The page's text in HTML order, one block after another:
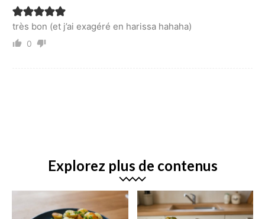
très bon (et j’ai exagéré en harissa hahaha)
0
Explorez plus de contenus